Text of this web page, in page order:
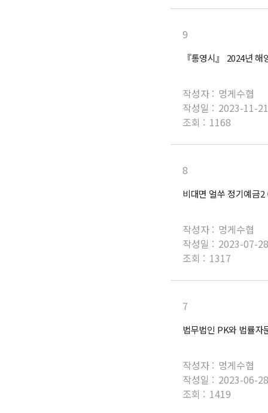
9
『통영시』 2024년
작성자 : 멍게수협
작성일 : 2023-11-21
조회 : 1168
8
비대면 얼쑤 정기예금
작성자 : 멍게수협
작성일 : 2023-07-28
조회 : 1317
7
법무법인 PK와 법률자
작성자 : 멍게수협
작성일 : 2023-06-28
조회 : 1419